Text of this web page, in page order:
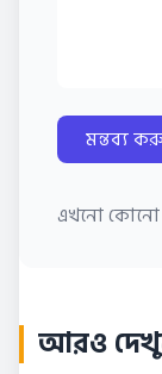
এখনো কোনো
আরও